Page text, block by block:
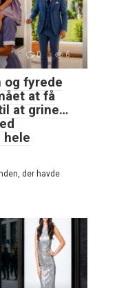
0 6
og fyrede
at få
at grine…
hele
der havde